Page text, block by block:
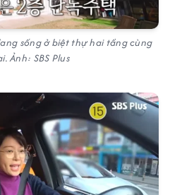
sống ở biệt thự hai tầng cùng
Ảnh: SBS Plus